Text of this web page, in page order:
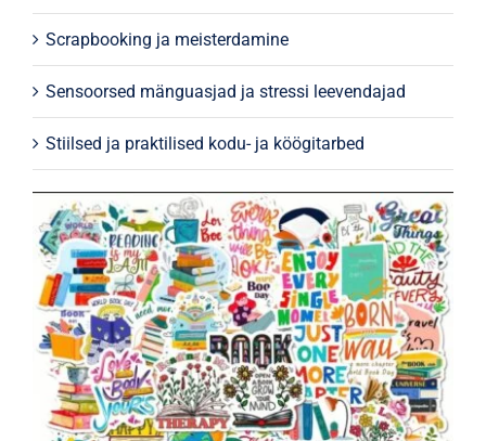
Scrapbooking ja meisterdamine
Sensoorsed mänguasjad ja stressi leevendajad
Stiilsed ja praktilised kodu- ja köögitarbed